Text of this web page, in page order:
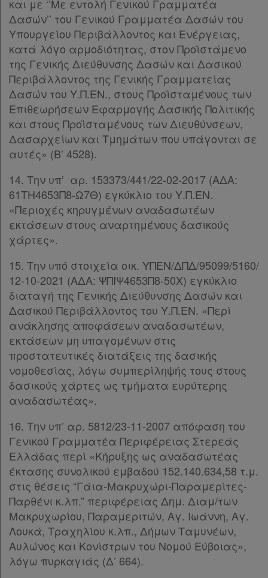
Τα
αγαπημένα
μου
Οι
σημειώσεις
μου
Ψάχνω
και
δε
βρίσκω
και με ‘’Με εντολή Γενικού Γραμματέα
Δασών’’ του Γενικού Γραμματέα Δασών του
Υπουργείου Περιβάλλοντος και Ενέργειας,
κατά λόγο αρμοδιότητας, στον Προϊστάμενο
της Γενικής Διεύθυνσης Δασών και Δασικού
Περιβάλλοντος της Γενικής Γραμματείας
Δασών του Υ.Π.ΕΝ., στους Προϊσταμένους των
Επιθεωρήσεων Εφαρμογής Δασικής Πολιτικής
και στους Προϊσταμένους των Διευθύνσεων,
Δασαρχείων και Τμημάτων που υπάγονται σε
αυτές» (Β’ 4528).
14. Την υπ’ αρ. 153373/441/22-02-2017 (ΑΔΑ:
61ΤΗ4653Π8-Ω7Θ) εγκύκλιο του Υ.Π.ΕΝ.
«Περιοχές κηρυγμένων αναδασωτέων
εκτάσεων στους αναρτημένους δασικούς
χάρτες».
15. Την υπό στοιχεία οικ. ΥΠΕΝ/ΔΠΔ/95099/5160/
12-10-2021 (ΑΔΑ: ΨΠΙΨ4653Π8-50Χ) εγκύκλιο
διαταγή της Γενικής Διεύθυνσης Δασών και
Δασικού Περιβάλλοντος του Υ.Π.ΕΝ. «Περί
ανάκλησης αποφάσεων αναδασωτέων,
εκτάσεων μη υπαγομένων στις
προστατευτικές διατάξεις της δασικής
νομοθεσίας, λόγω συμπερίληψής τους στους
δασικούς χάρτες ως τμήματα ευρύτερης
αναδασωτέας».
16. Την υπ’ αρ. 5812/23-11-2007 απόφαση του
Γενικού Γραμματέα Περιφέρειας Στερεάς
Ελλάδας περί «Κήρυξης ως αναδασωτέας
έκτασης συνολικού εμβαδού 152.140.634,58 τ.μ.
στις θέσεις “Γάια-Μακρυχώρι-Παραμερίτες-
Παρθένι κ.λπ.” περιφέρειας Δημ. Διαμ/των
Μακρυχωρίου, Παραμεριτών, Αγ. Ιωάννη, Αγ.
Λουκά, Τραχηλίου κ.λπ., Δήμων Ταμυνέων,
Αυλώνος και Κονίστρων του Νομού Εύβοιας»,
λόγω πυρκαγιάς (Δ’ 664).